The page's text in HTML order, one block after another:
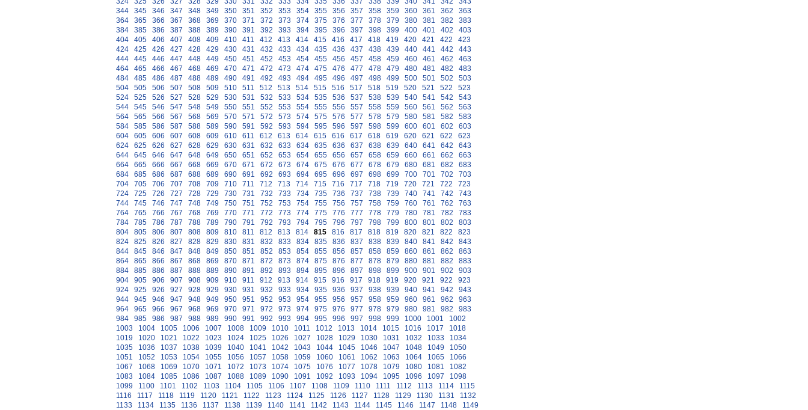
344
345 346 347 348 349 350 351 352 353 354 355 356 357 358 359 360 361 362
363
364
365 366 367 368 369 370 371 372 373 374 375 376 377 378 379 380 381 382
383
384
385 386 387 388 389 390 391 392 393 394 395 396 397 398 399 400 401 402
403
404
405 406 407 408 409 410 411 412 413 414 415 416 417 418 419 420 421 422
423
424
425 426 427 428 429 430 431 432 433 434 435 436 437 438 439 440 441 442
443
444
445 446 447 448 449 450 451 452 453 454 455 456 457 458 459 460 461 462
463
464
465 466 467 468 469 470 471 472 473 474 475 476 477 478 479 480 481 482
483
484
485 486 487 488 489 490 491 492 493 494 495 496 497 498 499 500 501 502
503
504
505 506 507 508 509 510 511 512 513 514 515 516 517 518 519 520 521 522
523
524
525 526 527 528 529 530 531 532 533 534 535 536 537 538 539 540 541 542
543
544
545 546 547 548 549 550 551 552 553 554 555 556 557 558 559 560 561 562
563
564
565 566 567 568 569 570 571 572 573 574 575 576 577 578 579 580 581 582
583
584
585 586 587 588 589 590 591 592 593 594 595 596 597 598 599 600 601 602
603
604
605 606 607 608 609 610 611 612 613 614 615 616 617 618 619 620 621 622
623
624
625 626 627 628 629 630 631 632 633 634 635 636 637 638 639 640 641 642
643
644
645 646 647 648 649 650 651 652 653 654 655 656 657 658 659 660 661 662
663
664
665 666 667 668 669 670 671 672 673 674 675 676 677 678 679 680 681 682
683
684
685 686 687 688 689 690 691 692 693 694 695 696 697 698 699 700 701 702
703
704
705 706 707 708 709 710 711 712 713 714 715 716 717 718 719 720 721 722
723
724
725 726 727 728 729 730 731 732 733 734 735 736 737 738 739 740 741 742
743
744
745 746 747 748 749 750 751 752 753 754 755 756 757 758 759 760 761 762
763
764
765 766 767 768 769 770 771 772 773 774 775 776 777 778 779 780 781 782
783
784
785 786 787 788 789 790 791 792 793 794 795 796 797 798 799 800 801 802
803
804
805 806 807 808 809 810 811 812 813 814 815 816 817 818 819 820 821 822
823
824
825 826 827 828 829 830 831 832 833 834 835 836 837 838 839 840 841 842
843
844
845 846 847 848 849 850 851 852 853 854 855 856 857 858 859 860 861 862
863
864
865 866 867 868 869 870 871 872 873 874 875 876 877 878 879 880 881 882
883
884
885 886 887 888 889 890 891 892 893 894 895 896 897 898 899 900 901 902
903
904
905 906 907 908 909 910 911 912 913 914 915 916 917 918 919 920 921 922
923
924
925 926 927 928 929 930 931 932 933 934 935 936 937 938 939 940 941 942
943
944
945 946 947 948 949 950 951 952 953 954 955 956 957 958 959 960 961 962
963
964
965 966 967 968 969 970 971 972 973 974 975 976 977 978 979 980 981 982
983
984
985 986 987 988 989 990 991 992 993 994 995 996 997 998 999 1000 1001
1002
1003
1004 1005 1006 1007 1008 1009 1010 1011 1012 1013 1014 1015 1016 1017
1018
1019
1020 1021 1022 1023 1024 1025 1026 1027 1028 1029 1030 1031 1032 1033
1034
1035
1036 1037 1038 1039 1040 1041 1042 1043 1044 1045 1046 1047 1048 1049
1050
1051
1052 1053 1054 1055 1056 1057 1058 1059 1060 1061 1062 1063 1064 1065
1066
1067
1068 1069 1070 1071 1072 1073 1074 1075 1076 1077 1078 1079 1080 1081
1082
1083
1084 1085 1086 1087 1088 1089 1090 1091 1092 1093 1094 1095 1096 1097
1098
1099
1100 1101 1102 1103 1104 1105 1106 1107 1108 1109 1110 1111 1112 1113 1114
1115
1116
1117 1118 1119 1120 1121 1122 1123 1124 1125 1126 1127 1128 1129 1130 1131
1132
1133
1134 1135 1136 1137 1138 1139 1140 1141 1142 1143 1144 1145 1146 1147 1148
1149